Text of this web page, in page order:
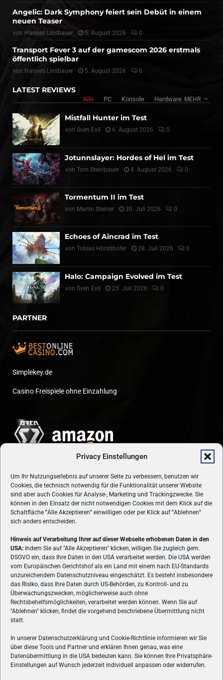
Privacy Einstellungen
Um Ihr Nutzungserlebnis auf unserer Seite zu verbessern, benutzen wir
Cookies, die technisch notwendig für die Funktionalität unserer Website
sind aber auch Cookies für Analyse-, Marketing und Trackingzwecke. Sie
können in den Einsatz der nicht notwendigen Cookies mit dem Klick auf die
Schaltfläche "Alle Akzeptieren" einwilligen oder per Klick auf"Ablehnen"
sich anders entscheiden.
Hinweis auf Verarbeitung Ihrer auf dieser Webseite erhobenen Daten in den
USA: Indem Sie auf "Alle Akzeptieren" klicken, willigen Sie zugleich gem.
DSGVO ein, dass Ihre Daten in den USA verarbeitet werden. Die USA werden
vom Europäischen Gerichtshof als ein Land mit einem nach EU-Standards
unzureichendem Datenschutzniveau eingeschätzt. Es besteht insbesondere
das Risiko, dass Ihre Daten durch US-Behörden, zu Kontroll- und zu
Überwachungszwecken, möglicherweise auch ohne
Rechtsbehelfsmöglichkeiten, verarbeitet werden können. Wenn Sie auf
"Ablehnen" klicken, findet die vorgehend beschriebene Übermittlung nicht
statt.
In unserer Datenschutzerklärung und Cookie-Richtlinie informieren wir Sie
über diese Tools und Partner und erklären Ihnen genau, was eine
Datenübermittlung in die USA bedeuten kann. Sie können Ihre Privatsphäre-
Einstellungen auf Wunsch jederzeit individuell anpassen oder widerrufen.
Angelic: Dark Symphony feiert sein Debüt in einem
neuen Teaser
von Hannes Linsbauer 5. August 2026 0
Transport Fever 3 auf der gamescom 2026 erstmals
öffentlich spielbar
von Hannes Linsbauer 5. August 2026 0
LATEST REVIEWS
Alle PC Konsole Hardware MEHR
Mistfall Hunter im Test
von Sven Evil 6. August 2026 0
Jotunnslayer: Hordes of Hel im Test
von Tom Steinbauer 4. August 2026 0
Tormentum II im Test
von Martin Steiner 30. Juli 2026 0
Echoes of Aincrad im Test
von Tobias Hörstlhofer 28. Juli 2026 0
Halo: Campaign Evolved im Test
von Sven Evil 25. Juli 2026 0
PARTNER
Simplekey.de
Casino Freispiele ohne Einzahlung
ÜBER UNS
VON GAMERN, FÜR GAMER! Gamers.at ist das älteste Online-
Spielemagazin Österreichs und bringt täglich aktuelle News,
Reviews und Videos zu PC- und Konsolenspielen, Gaming-
Hardware und aus der Welt des e-Sport's.
FOLGE UNS